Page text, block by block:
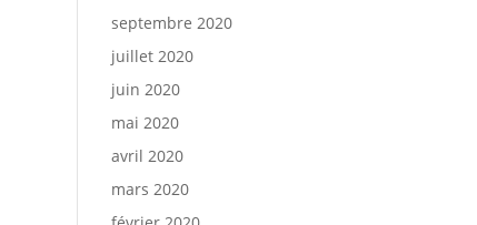
septembre 2020
juillet 2020
juin 2020
mai 2020
avril 2020
mars 2020